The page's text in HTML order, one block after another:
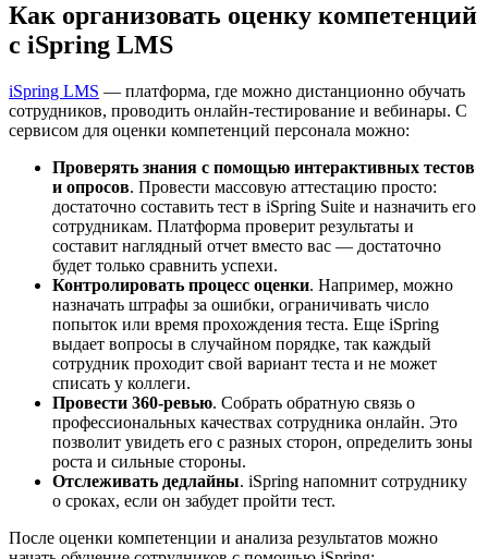
Как организовать оценку компетенций
с iSpring LMS
iSpring LMS — платформа, где можно дистанционно обучать
сотрудников, проводить онлайн-тестирование и вебинары. С
сервисом для оценки компетенций персонала можно:
Проверять знания с помощью интерактивных тестов
и опросов. Провести массовую аттестацию просто:
достаточно составить тест в iSpring Suite и назначить его
сотрудникам. Платформа проверит результаты и
составит наглядный отчет вместо вас — достаточно
будет только сравнить успехи.
Контролировать процесс оценки. Например, можно
назначать штрафы за ошибки, ограничивать число
попыток или время прохождения теста. Еще iSpring
выдает вопросы в случайном порядке, так каждый
сотрудник проходит свой вариант теста и не может
списать у коллеги.
Провести 360-ревью. Собрать обратную связь о
профессиональных качествах сотрудника онлайн. Это
позволит увидеть его с разных сторон, определить зоны
роста и сильные стороны.
Отслеживать дедлайны. iSpring напомнит сотруднику
о сроках, если он забудет пройти тест.
После оценки компетенции и анализа результатов можно